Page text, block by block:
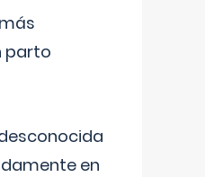
parto
en